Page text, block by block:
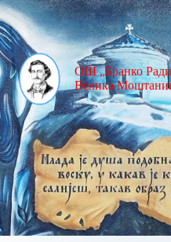
Skip
to
content
ОШ „Бранко
Велика